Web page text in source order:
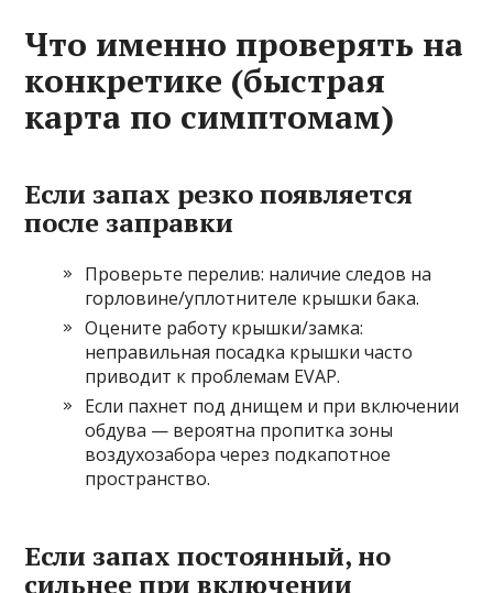
Что именно проверять на
конкретике (быстрая
карта по симптомам)
Если запах резко появляется
после заправки
Проверьте перелив: наличие следов на
горловине/уплотнителе крышки бака.
Оцените работу крышки/замка:
неправильная посадка крышки часто
приводит к проблемам EVAP.
Если пахнет под днищем и при включении
обдува — вероятна пропитка зоны
воздухозабора через подкапотное
пространство.
Если запах постоянный, но
сильнее при включении